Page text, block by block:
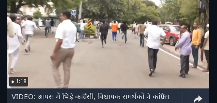
1:18
VIDEO: आपस में भिड़े कांग्रेसी, विधायक समर्थकों ने कांग्रेस